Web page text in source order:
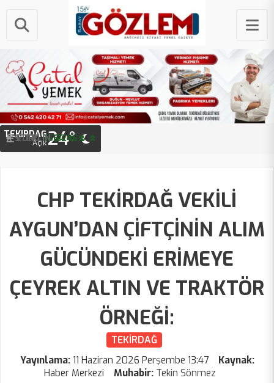
STERLIN 64.46 ₺
TEKIRDAĞ
Açık24°
CHP TEKİRDAĞ VEKİLİ
AYGUN’DAN ÇİFTÇİNİN ALIM
GÜCÜNDEKİ ERİMEYE
ÇEYREK ALTIN VE TRAKTÖR
ÖRNEĞİ:
TEKİRDAĞ
Yayınlama:11 Haziran 2026 Perşembe 13:47
Kaynak:
Haber Merkezi
Muhabir: Tekin Sönmez